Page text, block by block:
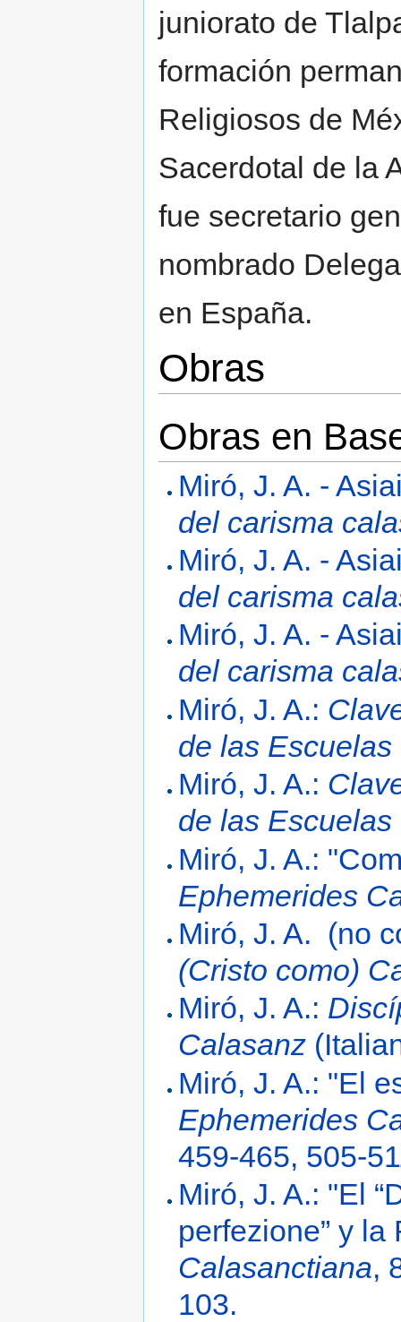
juniorato de
formación
Religiosos de
Sacerdotal de la
fue secretario
nombrado
en España.
Obras
Obras en
Miró, J. A. -
del carisma
Miró, J. A. -
del carisma
Miró, J. A. -
del carisma
Miró, J. A.:
de las Escuelas
Miró, J. A.:
de las Escuelas
Miró, J. A.:
Ephemerides
Miró, J. A. (no
(Cristo como)
Miró, J. A.:
Calasanz
Miró, J. A.: "El
Ephemerides
459-465, 505-
Miró, J. A.: "El
perfezione” y
Calasanctiana,
103.